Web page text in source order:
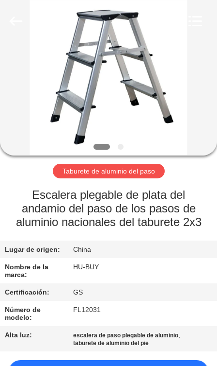
PRODUCTOS
NOSOTROS
VIAJE
FÁBRICA
DE
CALIDAD
EN
CONTACTO
Taburete de aluminio del paso
Escalera plegable de plata del
andamio del paso de los pasos de
aluminio nacionales del taburete 2x3
Lugar de origen: China
Nombre de la
marca:
HU-BUY
Certificación: GS
Número de
modelo:
FL12031
Alta luz: escalera de paso plegable de aluminio,
taburete de aluminio del pie